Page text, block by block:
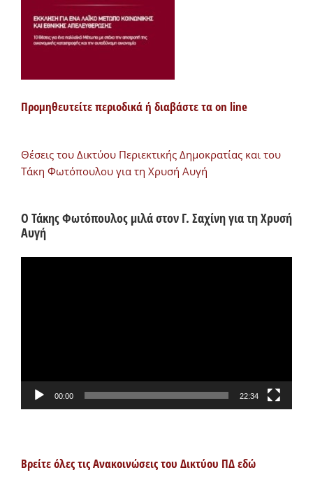
Προμηθευτείτε περιοδικά ή διαβάστε τα on line
Θέσεις του Δικτύου Περιεκτικής Δημοκρατίας και του
Τάκη Φωτόπουλου για τη Χρυσή Αυγή
Ο Τάκης Φωτόπουλος μιλά στον Γ. Σαχίνη για τη Χρυσή
Αυγή
00:00 22:34
Βρείτε όλες τις Ανακοινώσεις του Δικτύου ΠΔ εδώ